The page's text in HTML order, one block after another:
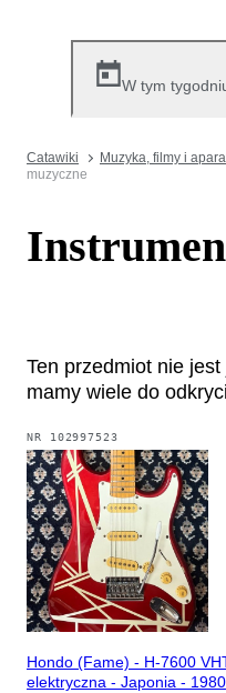
W tym
Catawiki Muzyka, filmy i
muzyczne
Ten przedmiot nie
mamy wiele do
NR 102997523
Hondo (Fame) - H-7600 VHT -
elektryczna - Japonia - 1980